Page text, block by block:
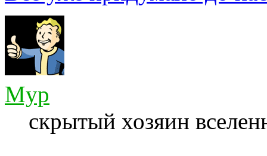
Myp
скрытый хозяин